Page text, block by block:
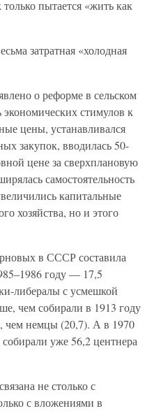
пытается «жить как
затратная «холодная
о реформе в сельском
экономических стимулов к
цены, устанавливался
закупок, вводилась 50-
цене за сверхплановую
самостоятельность
капитальные
хозяйства, но и этого
в СССР составила
году — 17,5
либералы с усмешкой
чем собирали в 1913 году
чем немцы (20,7). А в 1970
уже 56,2 центнера
не столько с
с вложениями в